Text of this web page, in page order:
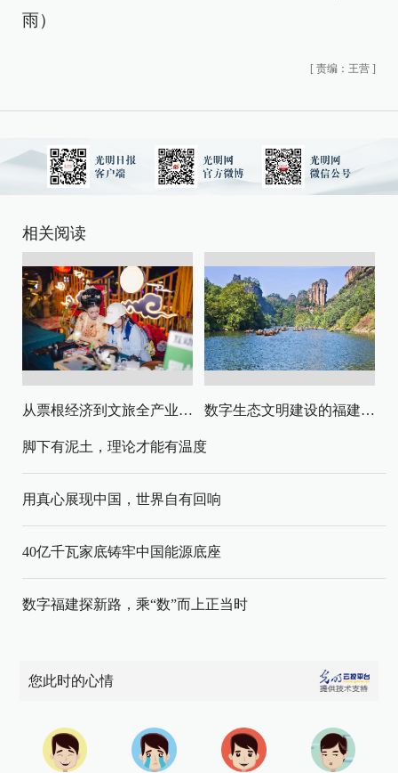
雨）
[ 责编：王营 ]
相关阅读
从票根经济到文旅全产业链升级 数字生态文明建设的福建路径与启示
脚下有泥土，理论才能有温度
用真心展现中国，世界自有回响
40亿千瓦家底铸牢中国能源底座
数字福建探新路，乘“数”而上正当时
您此时的心情